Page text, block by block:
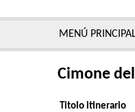
MENÚ
Cimone
Titolo itinerario